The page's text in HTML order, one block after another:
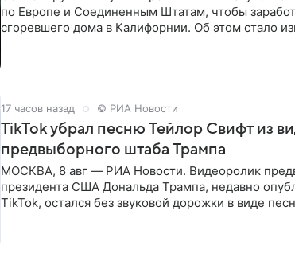
по Европе и Соединенным Штатам, чтобы
сгоревшего дома в Калифорнии. Об этом стало
17 часов назад © РИА Новости
TikTok убрал песню Тейлор Свифт из
предвыборного штаба Трампа
МОСКВА, 8 авг — РИА Новости. Видеоролик
президента США Дональда Трампа, недавно
TikTok, остался без звуковой дорожки в виде